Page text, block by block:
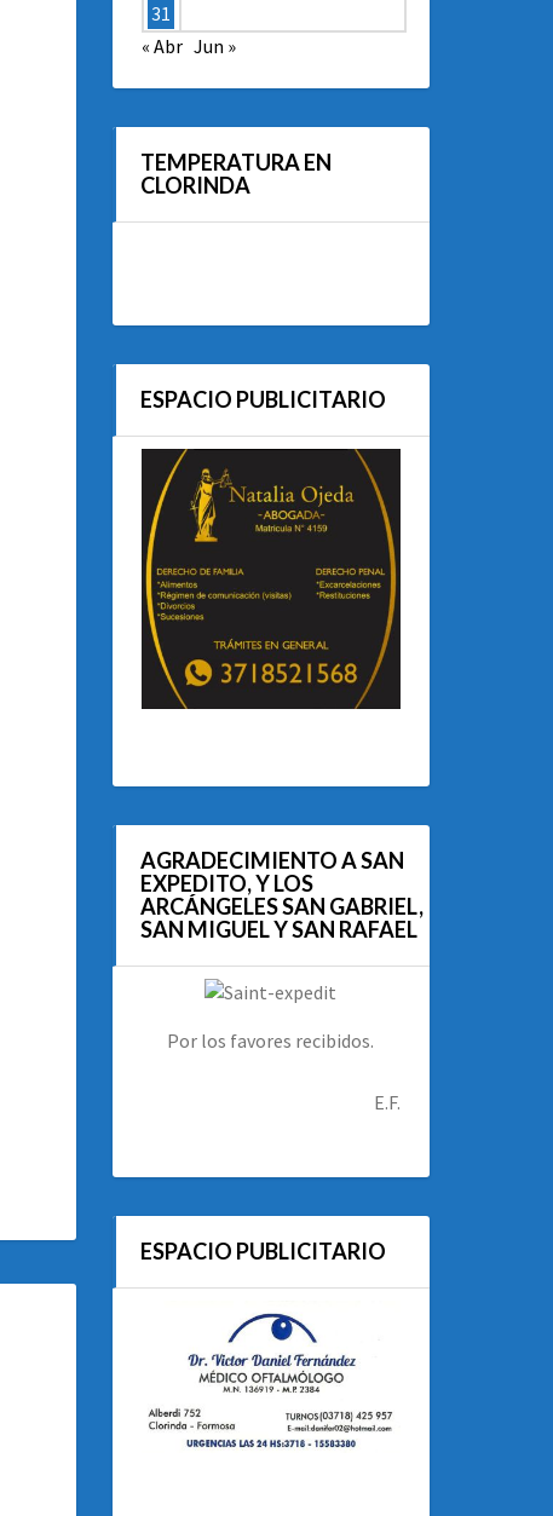
31
« Abr Jun »
TEMPERATURA EN
CLORINDA
ESPACIO PUBLICITARIO
AGRADECIMIENTO A SAN
EXPEDITO, Y LOS
ARCÁNGELES SAN GABRIEL,
SAN MIGUEL Y SAN RAFAEL
Por los favores recibidos.
E.F.
ESPACIO PUBLICITARIO